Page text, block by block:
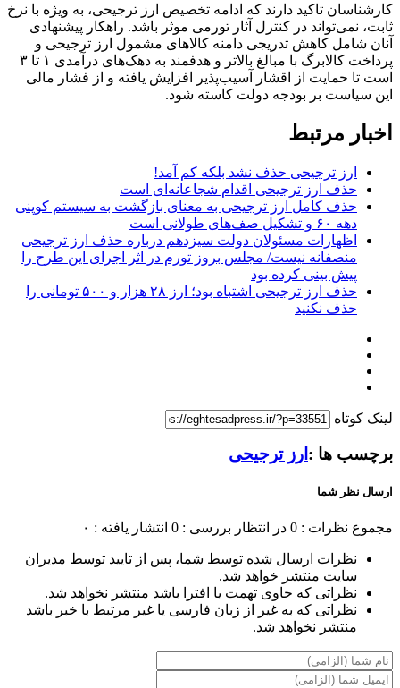
کارشناسان تاکید دارند که ادامه تخصیص ارز ترجیحی، به ویژه با نرخ
ثابت، نمی‌تواند در کنترل آثار تورمی موثر باشد. راهکار پیشنهادی
آنان شامل کاهش تدریجی دامنه کالاهای مشمول ارز ترجیحی و
پرداخت کالابرگ با مبالغ بالاتر و هدفمند به دهک‌های درآمدی ۱ تا ۳
است تا حمایت از اقشار آسیب‌پذیر افزایش یافته و از فشار مالی
این سیاست بر بودجه دولت کاسته شود.
اخبار مرتبط
ارز ترجیحی حذف نشد بلکه کم آمد!
حذف ارز ترجیحی اقدام شجاعانه‌ای است
حذف کامل ارز ترجیحی به معنای بازگشت به سیستم کوپنی
دهه ۶۰ و تشکیل صف‌های طولانی است
اظهارات مسئولان دولت سیزدهم درباره حذف ارز ترجیحی
منصفانه نیست/ مجلس بروز تورم در اثر اجرای این طرح را
پیش بینی کرده بود
حذف ارز ترجیحی اشتباه بود؛ ارز ۲۸ هزار و ۵۰۰ تومانی را
حذف نکنید
لینک کوتاه
برچسب ها : ارز ترجیحی
ارسال نظر شما
مجموع نظرات : 0 در انتظار بررسی : 0 انتشار یافته : ۰
نظرات ارسال شده توسط شما، پس از تایید توسط مدیران
سایت منتشر خواهد شد.
نظراتی که حاوی تهمت یا افترا باشد منتشر نخواهد شد.
نظراتی که به غیر از زبان فارسی یا غیر مرتبط با خبر باشد
منتشر نخواهد شد.